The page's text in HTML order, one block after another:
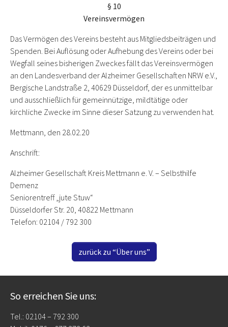
§ 10
Vereinsvermögen
Das Vermögen des Vereins besteht aus Mitgliedsbeiträgen und
Spenden. Bei Auflösung oder Aufhebung des Vereins oder bei
Wegfall seines bisherigen Zweckes fällt das Vereinsvermögen
an den Landesverband der Alzheimer Gesellschaften NRW e.V.,
Bergische Landstraße 2, 40629 Düsseldorf, der es unmittelbar
und ausschließlich für gemeinnützige, mildtätige oder
kirchliche Zwecke im Sinne dieser Satzung zu verwenden hat.
Mettmann, den 28.02.20
Anschrift:
Alzheimer Gesellschaft Kreis Mettmann e. V. – Selbsthilfe
Demenz
Seniorentreff „jute Stuw“
Düsseldorfer Str. 20, 40822 Mettmann
Telefon: 02104 / 792 300
zurück zu “Über uns”
So erreichen Sie uns:
Tel.: 02104 – 792 300